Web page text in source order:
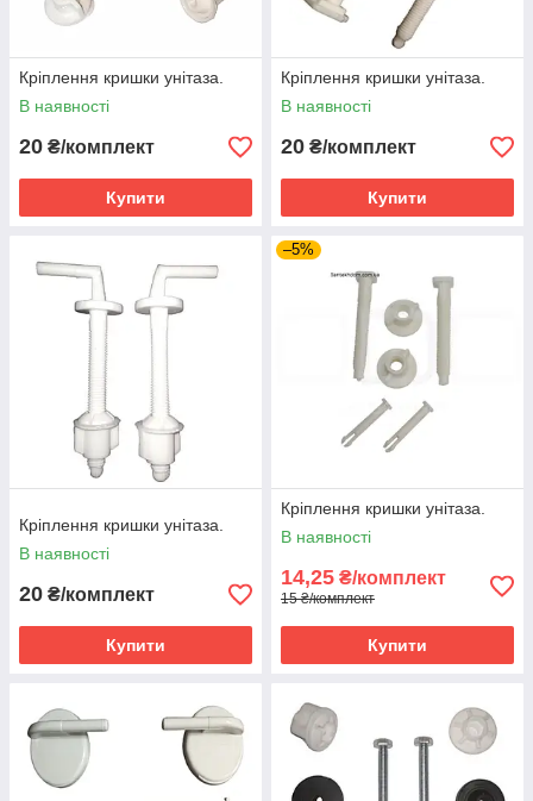
Кріплення кришки унітаза.
В наявності
20 ₴/комплект
Купити
Кріплення кришки унітаза.
В наявності
20 ₴/комплект
Купити
Кріплення кришки унітаза.
В наявності
20 ₴/комплект
Купити
–5%
Кріплення кришки унітаза.
В наявності
14,25 ₴/комплект
15 ₴/комплект
Купити